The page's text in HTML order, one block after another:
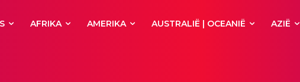
AFRIKA AMERIKA AUSTRALIË | OCEANIË AZIË